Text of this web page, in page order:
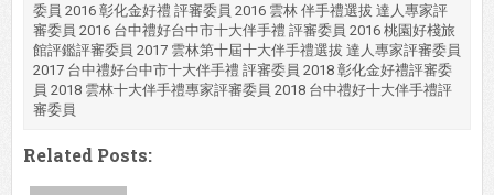
委員 2016 彰化金好禮 評審委員 2016 雲林 伴手禮選拔 達人專家評
審委員 2016 台中禮好台中市十大伴手禮 評審委員 2016 桃園好棧旅
館評鑑評審委員 2017 雲林第十屆十大伴手禮選拔 達人專家評審委員
2017 台中禮好台中市十大伴手禮 評審委員 2018 彰化金好禮評審委
員 2018 雲林十大伴手禮專家評審委員 2018 台中禮好十大伴手禮評
審委員
Related Posts: